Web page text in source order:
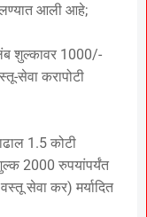
आली आहे;
शुल्कावर 1000/-
सेवा करापोटी
1.5 कोटी
2000 रुपयांपर्यंत
सेवा कर) मर्यादित